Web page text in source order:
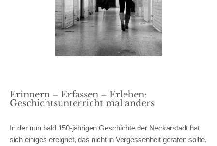
Erinnern – Erfassen – Erleben:
Geschichtsunterricht mal anders
In der nun bald 150-jährigen Geschichte der Neckarstadt hat
sich einiges ereignet, das nicht in Vergessenheit geraten sollte,